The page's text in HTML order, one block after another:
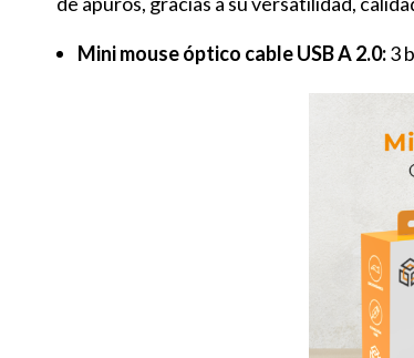
Mini mouse óptico cable USB A 2.0:3